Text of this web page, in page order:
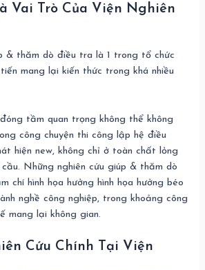
Vai Trò Của Viện Nghiên
& thăm dò điều tra là 1 trong tổ chức
mang lại kiến thức trong khá nhiều
tầm quan trọng không thể không
công chuyện thi công lập hệ điều
hiện new, không chỉ ở toàn chất lỏng
Những nghiên cứu giúp & thăm dò
chí hình họa hưởng hình họa hưởng béo
nghề công nghiệp, trong khoảng công
mang lại không gian.
Cứu Chính Tại Viện